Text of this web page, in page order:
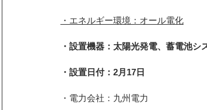
・エネルギー環境：オール電化
・設置機器：太陽光発電、蓄電池シ
・設置日付：2月17日
・電力会社：九州電力